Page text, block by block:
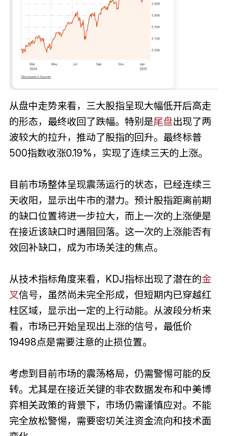
从盘中走势来看，三大股指呈现大幅低开后高走
的形态，最终收回了跌幅。特别是尾盘出现了两
波较大的拉升，推动了股指的回升。最终标普
500指数收涨0.19%，实现了连续三天的上涨。
目前市场整体呈现震荡运行的状态，已经连续三
天收阳，显示出牛市的潜力。预计股指距离前期
的缺口位置将进一步拉大，而上一次的上涨便是
在接近该缺口时遇阻回落。这一次的上涨能否有
效回补缺口，成为市场关注的焦点。
从技术指标角度来看，KDJ指标出现了潜在的金
叉信号，虽然尚未完全形成，但短期内已穿越红
柱区域，显示出一定的上行动能。从波段分析来
看，市场已开始呈现出上涨的信号，最低价
19498点是需要注意的止损位置。
考虑到目前市场的震荡格局，仍需警惕可能的反
转。尤其是在接近关键的非农数据发布和中美博
弈相关政策的背景下，市场仍需谨慎应对。不能
完全放松警惕，需要密切关注资金流向和技术面